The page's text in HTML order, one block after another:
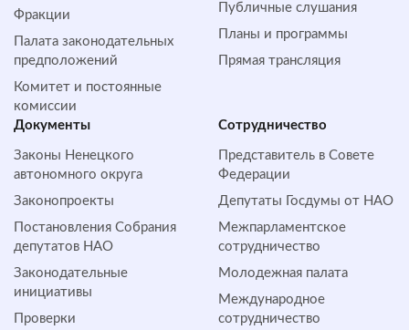
Фракции
Палата законодательных
предположений
Комитет и постоянные
комиссии
Публичные слушания
Планы и программы
Прямая трансляция
Документы
Законы Ненецкого
автономного округа
Законопроекты
Постановления Собрания
депутатов НАО
Законодательные
инициативы
Проверки
Сотрудничество
Представитель в Совете
Федерации
Депутаты Госдумы от НАО
Межпарламентское
сотрудничество
Молодежная палата
Международное
сотрудничество